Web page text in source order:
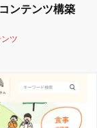
ンテンツ構築
ツ